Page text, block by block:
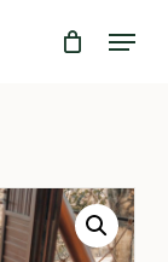
Menu